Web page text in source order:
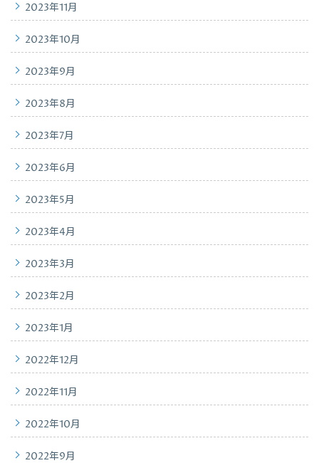
2023年11月
2023年10月
2023年9月
2023年8月
2023年7月
2023年6月
2023年5月
2023年4月
2023年3月
2023年2月
2023年1月
2022年12月
2022年11月
2022年10月
2022年9月